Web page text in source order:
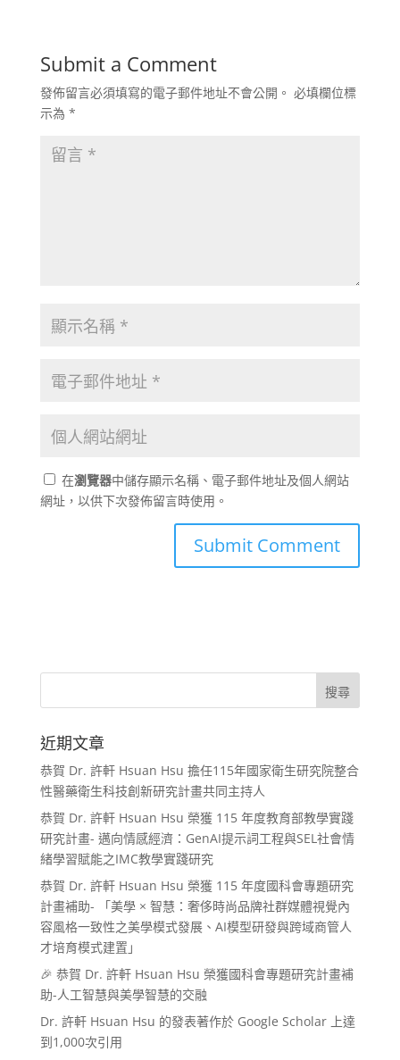
Submit a Comment
發佈留言必須填寫的電子郵件地址不會公開。 必填欄位標
示為 *
在瀏覽器中儲存顯示名稱、電子郵件地址及個人網站
網址，以供下次發佈留言時使用。
近期文章
恭賀 Dr. 許軒 Hsuan Hsu 擔任115年國家衛生研究院整合
性醫藥衛生科技創新研究計畫共同主持人
恭賀 Dr. 許軒 Hsuan Hsu 榮獲 115 年度教育部教學實踐
研究計畫- 邁向情感經濟：GenAI提示詞工程與SEL社會情
緒學習賦能之IMC教學實踐研究
恭賀 Dr. 許軒 Hsuan Hsu 榮獲 115 年度國科會專題研究
計畫補助- 「美學 × 智慧：奢侈時尚品牌社群媒體視覺內
容風格一致性之美學模式發展、AI模型研發與跨域商管人
才培育模式建置」
🎉 恭賀 Dr. 許軒 Hsuan Hsu 榮獲國科會專題研究計畫補
助-人工智慧與美學智慧的交融
Dr. 許軒 Hsuan Hsu 的發表著作於 Google Scholar 上達
到1,000次引用